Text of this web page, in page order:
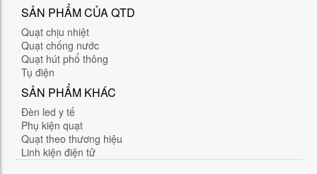
SẢN PHẨM CỦA QTD
Quạt chịu nhiệt
Quạt chống nước
Quạt hút phổ thông
Tụ điện
SẢN PHẨM KHÁC
Đèn led y tế
Phụ kiện quạt
Quạt theo thương hiệu
Linh kiện điện tử